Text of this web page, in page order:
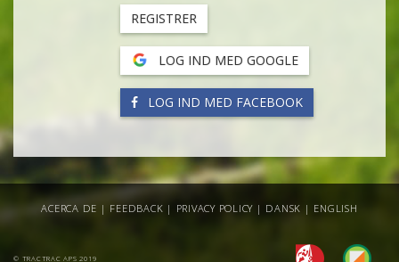
REGISTRER
LOG IND MED GOOGLE
LOG IND MED FACEBOOK
© TRACTRAC APS 2019
ACERCA DE | FEEDBACK | PRIVACY POLICY | DANSK | ENGLISH